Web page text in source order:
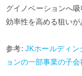
グイノベーションへ
効率性を高める狙いが
参考: JKホールディン
ョンの一部事業の子会